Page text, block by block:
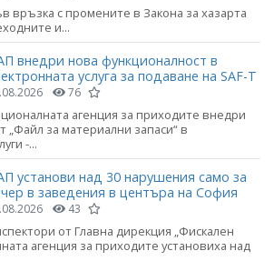
връзка с промените в Закона за хазарта
и...
внедри нова функционалност в
услуга за подаване на SAF-T
76
агенция за приходите внедри
„Файл за материални запаси“ в
-...
установи над 30 нарушения само за
в заведения в центъра на София
43
от Главна дирекция „Фискален
агенция за приходите установиха над